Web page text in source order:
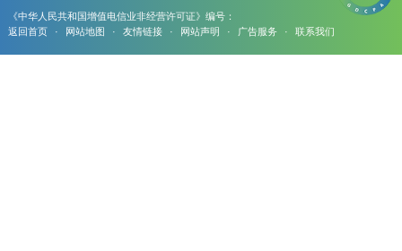
《中华人民共和国增值电信业非经营许可证》编号：
返回首页
· 网站地图 · 友情链接 · 网站声明 · 广告服务 · 联系我们